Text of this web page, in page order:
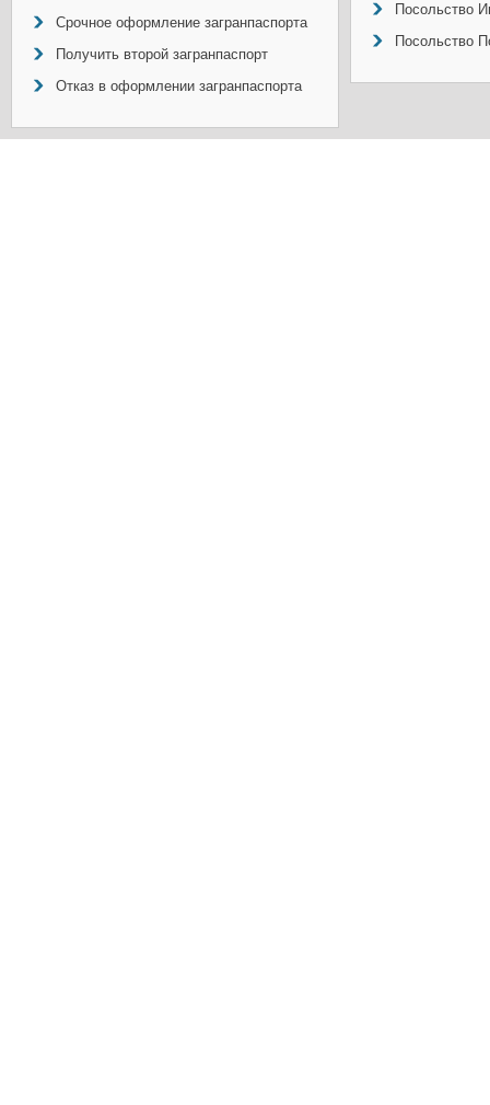
Срочное оформление загранпаспорта
Получить второй загранпаспорт
Отказ в оформлении загранпаспорта
Посольство
Посольство